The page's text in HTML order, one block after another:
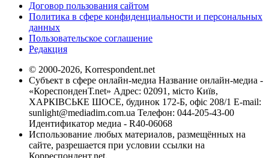
Договор пользования сайтом
Политика в сфере конфиденциальности и персональных
данных
Пользовательское соглашение
Редакция
© 2000-2026, Korrespondent.net
Субъект в сфере онлайн-медиа Название онлайн-медиа -
«КореспонденТ.net» Адрес: 02091, місто Київ,
ХАРКІВСЬКЕ ШОСЕ, будинок 172-Б, офіс 208/1 E-mail:
sunlight@mediadim.com.ua Телефон: 044-205-43-00
Идентификатор медиа - R40-06068
Использование любых материалов, размещённых на
сайте, разрешается при условии ссылки на